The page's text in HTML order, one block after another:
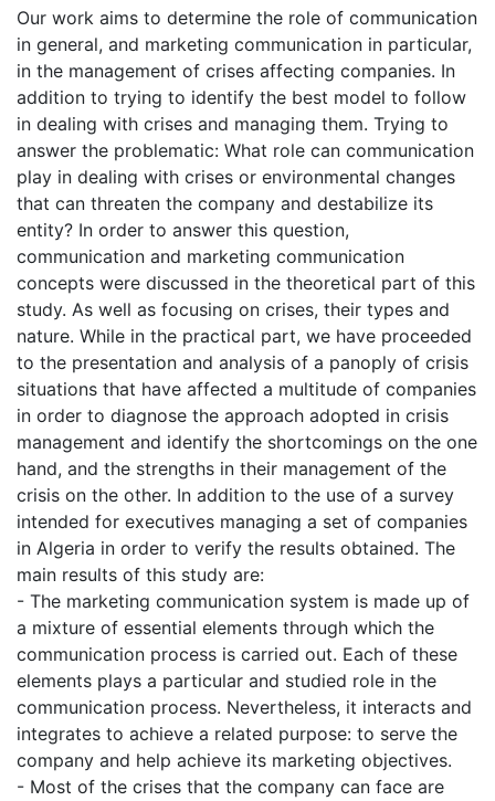
Our work aims to determine the role of communication
in general, and marketing communication in particular,
in the management of crises affecting companies. In
addition to trying to identify the best model to follow
in dealing with crises and managing them. Trying to
answer the problematic: What role can communication
play in dealing with crises or environmental changes
that can threaten the company and destabilize its
entity? In order to answer this question,
communication and marketing communication
concepts were discussed in the theoretical part of this
study. As well as focusing on crises, their types and
nature. While in the practical part, we have proceeded
to the presentation and analysis of a panoply of crisis
situations that have affected a multitude of companies
in order to diagnose the approach adopted in crisis
management and identify the shortcomings on the one
hand, and the strengths in their management of the
crisis on the other. In addition to the use of a survey
intended for executives managing a set of companies
in Algeria in order to verify the results obtained. The
main results of this study are:
- The marketing communication system is made up of
a mixture of essential elements through which the
communication process is carried out. Each of these
elements plays a particular and studied role in the
communication process. Nevertheless, it interacts and
integrates to achieve a related purpose: to serve the
company and help achieve its marketing objectives.
- Most of the crises that the company can face are